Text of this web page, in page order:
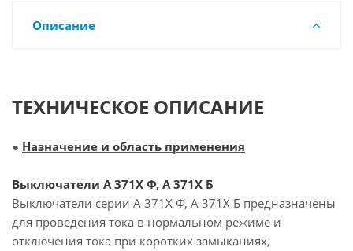
Описание
ТЕХНИЧЕСКОЕ ОПИСАНИЕ
● Назначение и область применения
Выключатели А 371Х Ф, А 371Х Б
Выключатели серии А 371Х Ф, А 371Х Б предназначены
для проведения тока в нормальном режиме и
отключения тока при коротких замыканиях,